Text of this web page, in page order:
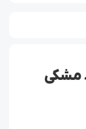
مشکی